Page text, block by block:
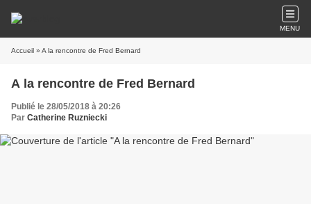
MENU
Accueil » A la rencontre de Fred Bernard
A la rencontre de Fred Bernard
Publié le 28/05/2018 à 20:26
Par Catherine Ruzniecki